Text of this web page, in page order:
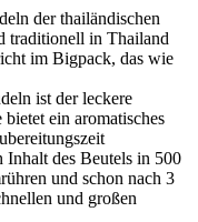
der thailändischen
traditionell in Thailand
im Bigpack, das wie
ist der leckere
ein aromatisches
Inhalt des Beutels in 500
und schon nach 3
und großen